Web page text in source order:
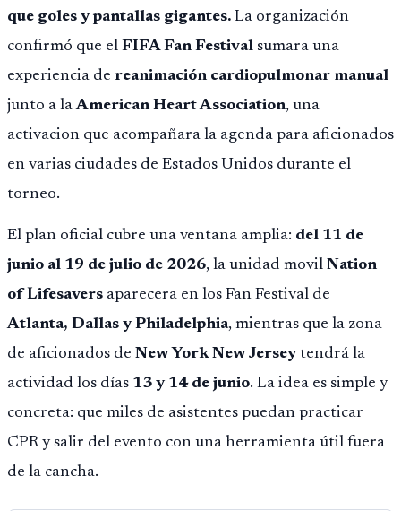
que goles y pantallas gigantes. La organización
confirmó que el FIFA Fan Festival sumara una
experiencia de reanimación cardiopulmonar manual
junto a laAmerican Heart Association, una
activacion que acompañara la agenda para aficionados
en varias ciudades de Estados Unidos durante el
torneo.
El plan oficial cubre una ventana amplia: del 11 de
junio al 19 de julio de 2026, la unidad movil Nation
of Lifesavers aparecera en los Fan Festival de
Atlanta, Dallas y Philadelphia, mientras que la zona
de aficionados de New York New Jerseytendrá la
actividad los días 13 y 14 de junio. La idea es simple y
concreta: que miles de asistentes puedan practicar
CPR y salir del evento con una herramienta útil fuera
de la cancha.